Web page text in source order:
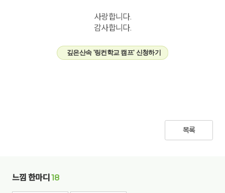
사랑합니다.
감사합니다.
깊은산속 '링컨학교 캠프' 신청하기
목록
느낌 한마디18